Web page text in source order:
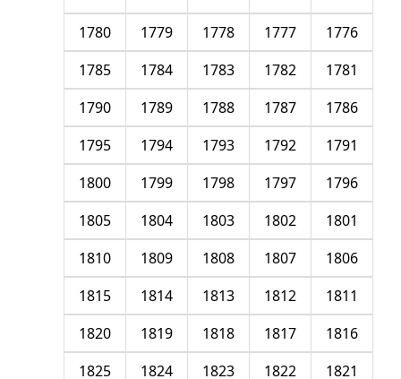
1776
1777
1778
1779
1780
1781
1782
1783
1784
1785
1786
1787
1788
1789
1790
1791
1792
1793
1794
1795
1796
1797
1798
1799
1800
1801
1802
1803
1804
1805
1806
1807
1808
1809
1810
1811
1812
1813
1814
1815
1816
1817
1818
1819
1820
1821
1822
1823
1824
1825